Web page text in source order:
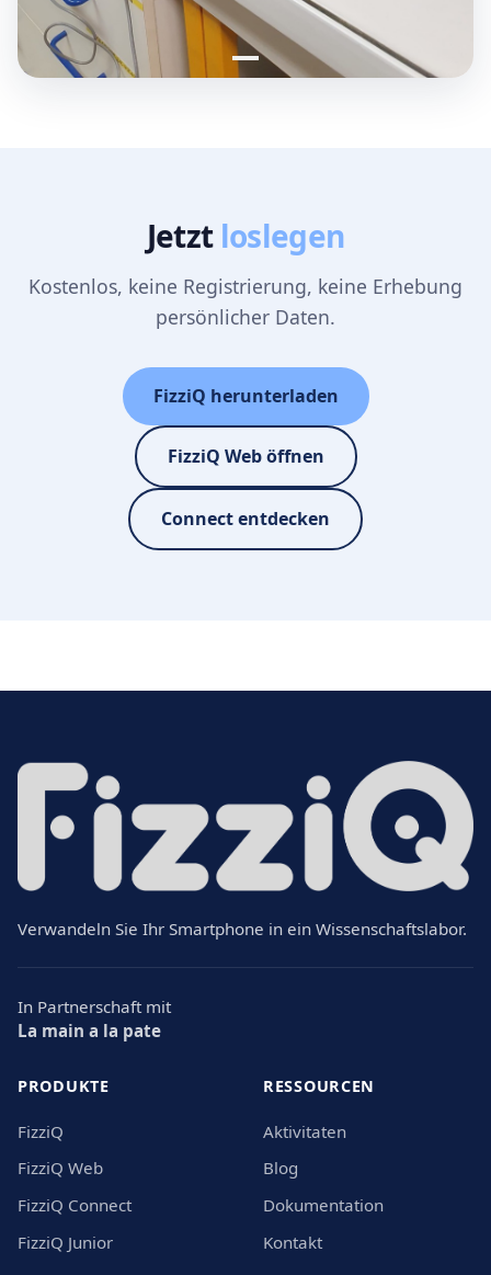
Jetzt loslegen
Kostenlos, keine Registrierung, keine Erhebung
persönlicher Daten.
FizziQ herunterladen
FizziQ Web öffnen
Connect entdecken
Verwandeln Sie Ihr Smartphone in ein Wissenschaftslabor.
In Partnerschaft mit
La main a la pate
PRODUKTE
FizziQ
FizziQ Web
FizziQ Connect
FizziQ Junior
RESSOURCEN
Aktivitaten
Blog
Dokumentation
Kontakt